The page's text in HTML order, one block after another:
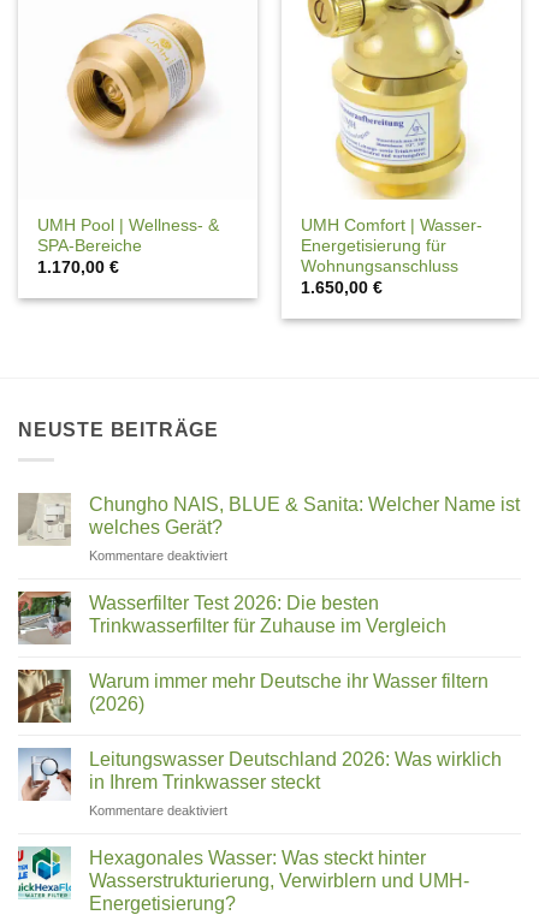
UMH Pool | Wellness- &
SPA-Bereiche
1.170,00€
UMH Comfort | Wasser-
Energetisierung für
Wohnungsanschluss
1.650,00€
NEUSTE BEITRÄGE
Chungho NAIS, BLUE & Sanita: Welcher Name ist
welches Gerät?
Kommentare deaktiviertfür
NAIS,
BLUE
Welcher
Gerät?
Wasserfilter Test 2026: Die besten
Trinkwasserfilter für Zuhause im Vergleich
zu
Wasserfilter
Test
besten
Trinkwasserfilter
für
Zuhause
Warum immer mehr Deutsche ihr Wasser filtern
(2026)
zu
Warum
immer
mehr
Wasser
filtern
(2026)
Leitungswasser Deutschland 2026: Was wirklich
in Ihrem Trinkwasser steckt
Kommentare deaktiviertfür
Deutschland
Was
wirklich
Hexagonales Wasser: Was steckt hinter
Wasserstrukturierung, Verwirblern und UMH-
Energetisierung?